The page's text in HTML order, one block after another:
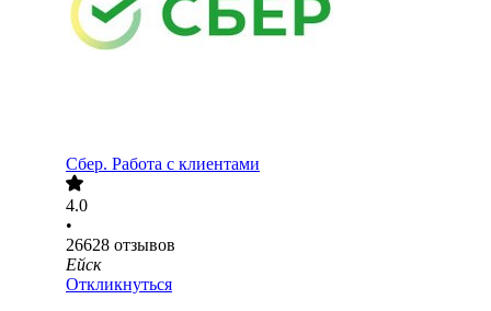
Сбер. Работа с клиентами
4.0
•
26628 отзывов
Ейск
Откликнуться